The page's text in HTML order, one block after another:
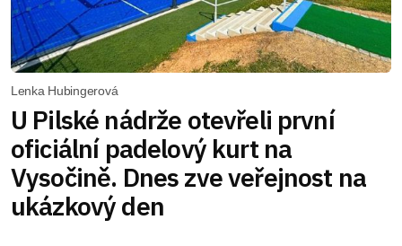
Lenka Hubingerová
U Pilské nádrže otevřeli první
oficiální padelový kurt na
Vysočině. Dnes zve veřejnost na
ukázkový den